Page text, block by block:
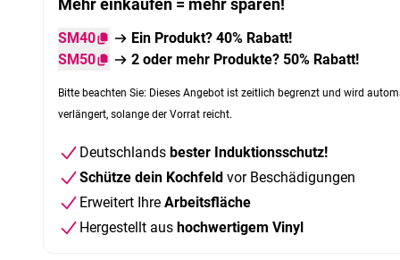
Mehr einkaufen = mehr sparen!
SM40
Ein Produkt? 40% Rabatt!
SM50
2 oder mehr Produkte? 50% Rabatt!
Bitte beachten Sie: Dieses Angebot ist zeitlich begrenzt und wird
verlängert, solange der Vorrat reicht.
Deutschlands bester Induktionsschutz!
Schütze dein Kochfeld vor Beschädigungen
Erweitert Ihre Arbeitsfläche
Hergestellt aus hochwertigem Vinyl